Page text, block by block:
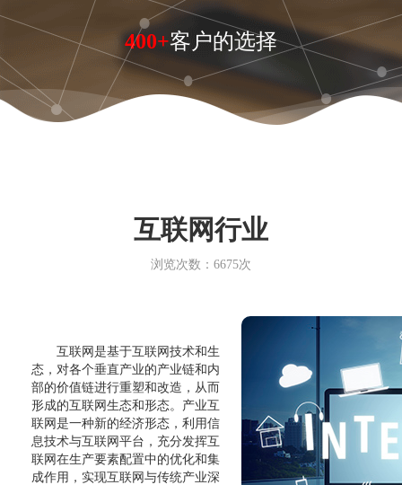
400+客户的选择
互联网行业
浏览次数：6675次
互联网是基于互联网技术和生
态，对各个垂直产业的产业链和内
部的价值链进行重塑和改造，从而
形成的互联网生态和形态。产业互
联网是一种新的经济形态，利用信
息技术与互联网平台，充分发挥互
联网在生产要素配置中的优化和集
成作用，实现互联网与传统产业深